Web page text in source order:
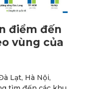
điểm đến
vùng của
Lạt, Hà Nội,